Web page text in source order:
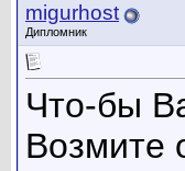
migurhost
Дипломник
Что-бы
Возмите